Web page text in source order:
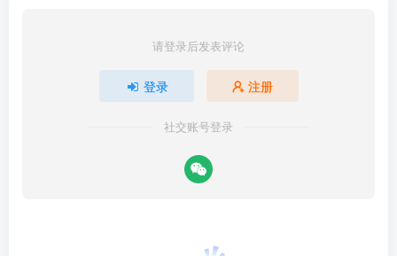
请登录后发表评论
登录 注册
社交账号登录